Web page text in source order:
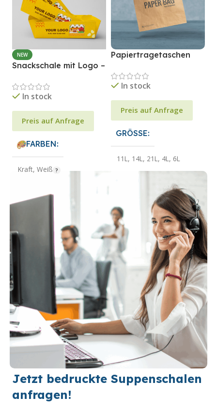
NEW
Snackschale mit Logo –
auftreten
In stock
Preis auf Anfrage
FARBEN
Kraft, Weiß
Papiertragetaschen
Nachhaltiger Stil für
Ihr Business
In stock
Preis auf Anfrage
GRÖSSE
11L , 14L , 21L , 4L , 6L
Ungestrichene Pantone-
Farben
Jetzt bedruckte Suppenschalen
anfragen!